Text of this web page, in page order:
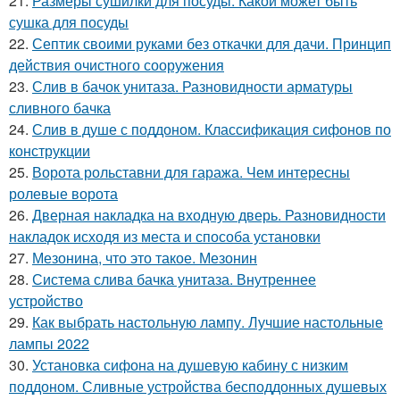
сушка для посуды
22. Септик своими руками без откачки для дачи. Принцип
действия очистного сооружения
23. Слив в бачок унитаза. Разновидности арматуры
сливного бачка
24. Слив в душе с поддоном. Классификация сифонов по
конструкции
25. Ворота рольставни для гаража. Чем интересны
ролевые ворота
26. Дверная накладка на входную дверь. Разновидности
накладок исходя из места и способа установки
27. Мезонина, что это такое. Мезонин
28. Система слива бачка унитаза. Внутреннее
устройство
29. Как выбрать настольную лампу. Лучшие настольные
лампы 2022
30. Установка сифона на душевую кабину с низким
поддоном. Сливные устройства бесподдонных душевых